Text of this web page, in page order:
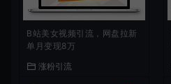
B站美女视频引流，网盘拉新
单月变现8万
涨粉引流